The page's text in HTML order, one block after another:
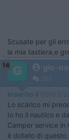
Scusate per gli
la mia tastiera,e
14 gio-
253
Inserito il 09/03/
Lo scarico mi
Io ho il nautico e
Camper service in
è dotato di questo